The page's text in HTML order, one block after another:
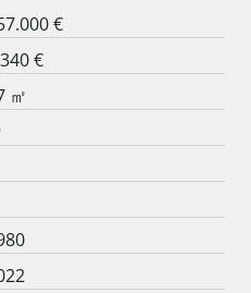
s mogućnošću
vašim potrebama
adaptiran s
parkirno mjesto ispred
parove, studente, samce
parkirno mjesto čine
€
€
㎡